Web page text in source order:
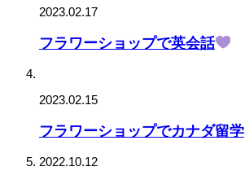
2023.02.17
フラワーショップで英会話
2023.02.15
フラワーショップでカナダ留学
2022.10.12